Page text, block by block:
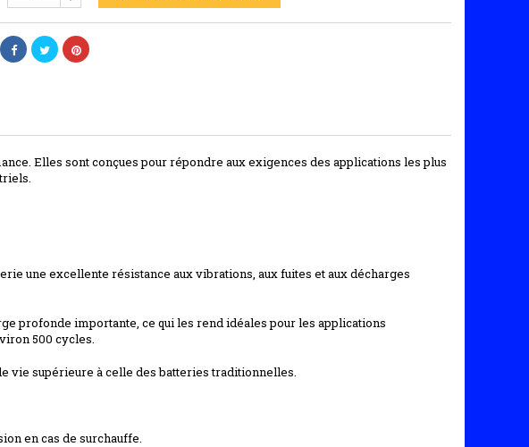
Elles sont conçues pour répondre aux exigences des applications les plus
une excellente résistance aux vibrations, aux fuites et aux décharges
profonde importante, ce qui les rend idéales pour les applications
500 cycles.
vie supérieure à celle des batteries traditionnelles.
en cas de surchauffe.